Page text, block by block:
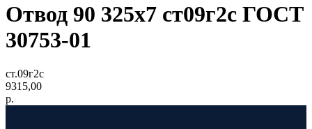
Отвод 90 325x7 ст09г2с ГОСТ
30753-01
ст.09г2с
9315,00
р.